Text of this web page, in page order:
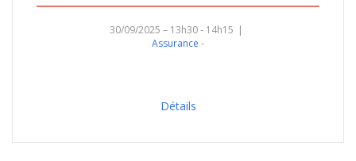
30/09/2025 – 13h30 - 14h15
Assurance
Détails